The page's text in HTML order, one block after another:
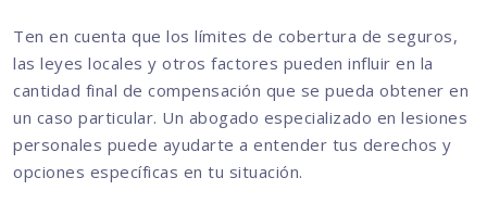
Ten en cuenta que los límites de cobertura de seguros,
las leyes locales y otros factores pueden influir en la
cantidad final de compensación que se pueda obtener en
un caso particular. Un abogado especializado en lesiones
personales puede ayudarte a entender tus derechos y
opciones específicas en tu situación.